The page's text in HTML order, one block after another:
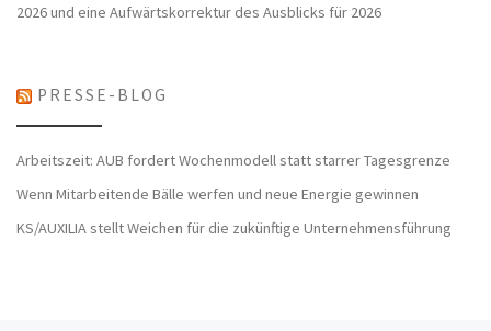
2026 und eine Aufwärtskorrektur des Ausblicks für 2026
PRESSE-BLOG
Arbeitszeit: AUB fordert Wochenmodell statt starrer Tagesgrenze
Wenn Mitarbeitende Bälle werfen und neue Energie gewinnen
KS/AUXILIA stellt Weichen für die zukünftige Unternehmensführung